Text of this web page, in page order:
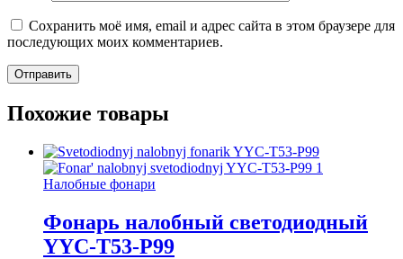
Сохранить моё имя, email и адрес сайта в этом браузере для
последующих моих комментариев.
Похожие товары
Налобные фонари
Фонарь налобный светодиодный
YYC-T53-P99